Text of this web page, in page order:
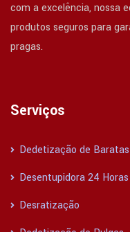
com a excelência, nossa
produtos seguros para
pragas.
Serviços
Dedetização de Baratas
Desentupidora 24 Horas
Desratização